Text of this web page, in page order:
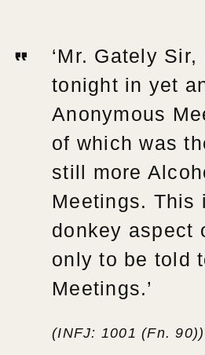
‘Mr. Gately
tonight in yet
Anonymous
of which was
still more
Meetings. This
donkey aspect
only to be told
Meetings.’
(INFJ: 1001 (Fn. 90))